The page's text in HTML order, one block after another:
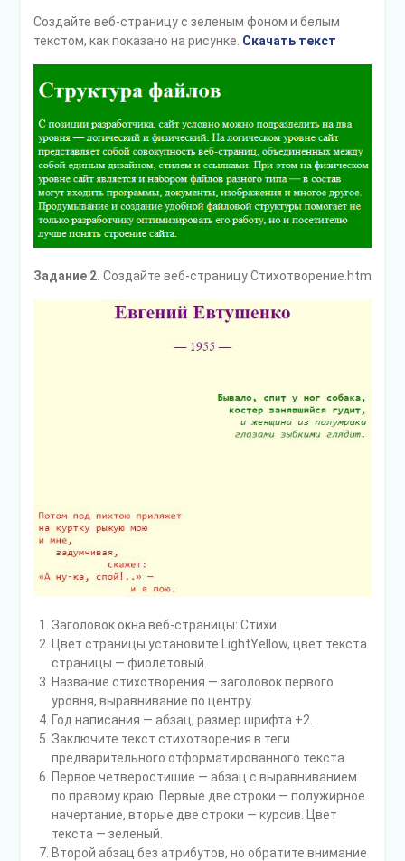
Создайте веб-страницу с зеленым фоном и белым
текстом, как показано на рисунке. Скачать текст
Задание 2. Создайте веб-страницу Стихотворение.htm
Заголовок окна веб-страницы: Стихи.
Цвет страницы установите LightYellow, цвет текста
страницы — фиолетовый.
Название стихотворения — заголовок первого
уровня, выравнивание по центру.
Год написания — абзац, размер шрифта +2.
Заключите текст стихотворения в теги
предварительного отформатированного текста.
Первое четверостишие — абзац с выравниванием
по правому краю. Первые две строки — полужирное
начертание, вторые две строки — курсив. Цвет
текста — зеленый.
Второй абзац без атрибутов, но обратите внимание